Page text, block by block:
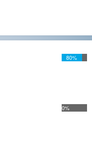
80%
0%